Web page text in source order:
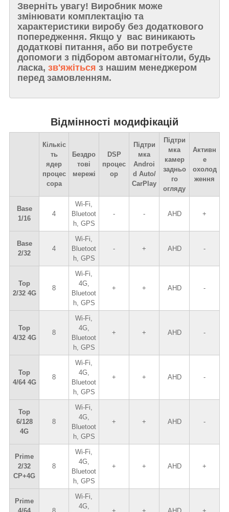
Зверніть увагу! Виробник може
змінювати комплектацію та
характеристики виробу без додаткового
попередження. Якщо у вас виникають
додаткові питання, або ви потребуєте
допомоги з підбором автомагнітоли, будь
ласка, зв'яжіться з нашим менеджером
перед замовленням.
Відмінності модифікацій
Кількіс
ть
ядер
процес
сора
Бездро
тові
мережі
DSP
процес
ор
Підтри
мка
Androi
d Auto/
CarPlay
Підтри
мка
камер
задньо
го
огляду
Активн
е
охолод
ження
Base
1/16
4
Wi-Fi,
Bluetoot
h, GPS
- - AHD +
Base
2/32
4
Wi-Fi,
Bluetoot
h, GPS
- + AHD -
Top
2/32 4G
8
Wi-Fi,
4G,
Bluetoot
h, GPS
+ + AHD -
Top
4/32 4G
8
Wi-Fi,
4G,
Bluetoot
h, GPS
+ + AHD -
Top
4/64 4G
8
Wi-Fi,
4G,
Bluetoot
h, GPS
+ + AHD -
Top
6/128
4G
8
Wi-Fi,
4G,
Bluetoot
h, GPS
+ + AHD -
Prime
2/32
CP+4G
8
Wi-Fi,
4G,
Bluetoot
h, GPS
+ + AHD +
Prime
Wi-Fi,
4G,